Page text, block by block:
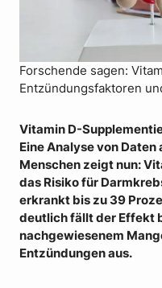
Forschende sagen:
Entzündungsfaktoren
Vitamin D-
Eine Analyse von
Menschen zeigt nun:
das Risiko für
erkrankt bis zu 39
deutlich fällt der Effekt
nachgewiesenem
Entzündungen aus.